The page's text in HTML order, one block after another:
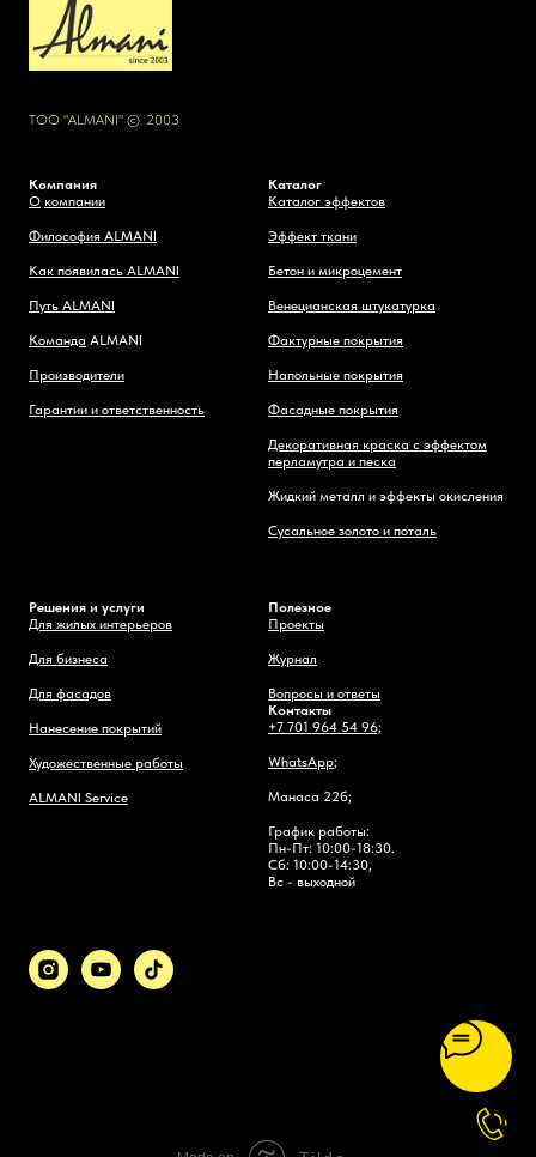
ТОО "ALMANI" ©. 2003
Компания
О компании
Философия ALMANI
Как появилась ALMANI
Путь ALMANI
Команда ALMANI
Производители
Гарантии и ответственность
Каталог
Каталог эффектов
Эффект ткани
Бетон и микроцемент
Венецианская штукатурка
Фактурные покрытия
Напольные покрытия
Фасадные покрытия
Декоративная краска с эффектом
перламутра и песка
Жидкий металл и эффекты окисления
Сусальное золото и поталь
Решения и услуги
Для жилых интерьеров
Для бизнеса
Для фасадов
Нанесение покрытий
Художественные работы
ALMANI Service
Полезное
Проекты
Журнал
Вопросы и ответы
Контакты
+7 701 964 54 96;
WhatsApp;
Манаса 22б;
График работы:
Пн-Пт: 10:00-18:30.
Сб: 10:00-14:30,
Вс - выходной